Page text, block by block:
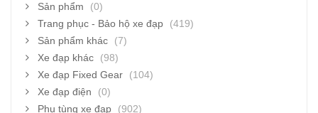
Sản phẩm
(0)
Trang phục - Bảo hộ xe đạp
(419)
Sản phẩm khác
(7)
Xe đạp khác
(98)
Xe đạp Fixed Gear
(104)
Xe đạp điện
(0)
Phụ tùng xe đạp
(902)